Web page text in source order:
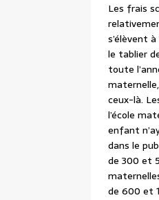
Les frais
s’élèvent
le tablier
toute
ceux-là.
l’école
enfant
dans le
de 300 et
de 600 et